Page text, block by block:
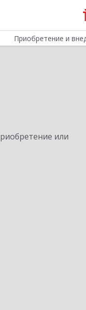
Приобретение и
или